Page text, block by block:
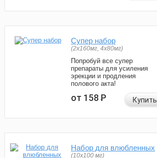
Супер набор
(2х160мг, 4х80мг)
Попробуй все супер
препараты для усиления
эрекции и продления
полового акта!
от 158Р Купить
Набор для влюбленных
(10х100 мг)